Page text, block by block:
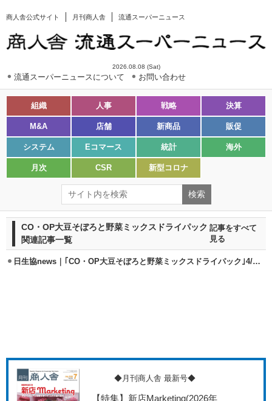
商人舎公式サイト 月刊商人舎 流通スーパーニュース
2026.08.08 (Sat)
流通スーパーニュースについて お問い合わせ
組織 人事 戦略 決算
M&A 店舗 新商品 販促
システム Eコマース 統計 海外
月次 CSR 新型コロナ
CO・OP大豆そぼろと野菜ミックスドライパック
関連記事一覧
記事をすべて
見る
日生協news｜｢CO・OP大豆そぼろと野菜ミックスドライパック｣4/1発売
◆月刊商人舎 最新号◆
【特集】新店Marketing(2026年